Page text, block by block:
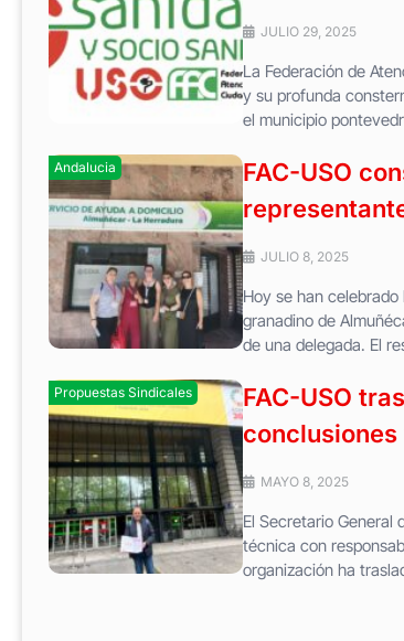
JULIO 29, 2025
La Federación de
y su profunda
el municipio
Andalucia
FAC-USO
JULIO 8, 2025
Hoy se han celebrado
granadino de
de una delegada. El
Propuestas Sindicales
FAC-USO
MAYO 8, 2025
El Secretario General
técnica con
organización ha